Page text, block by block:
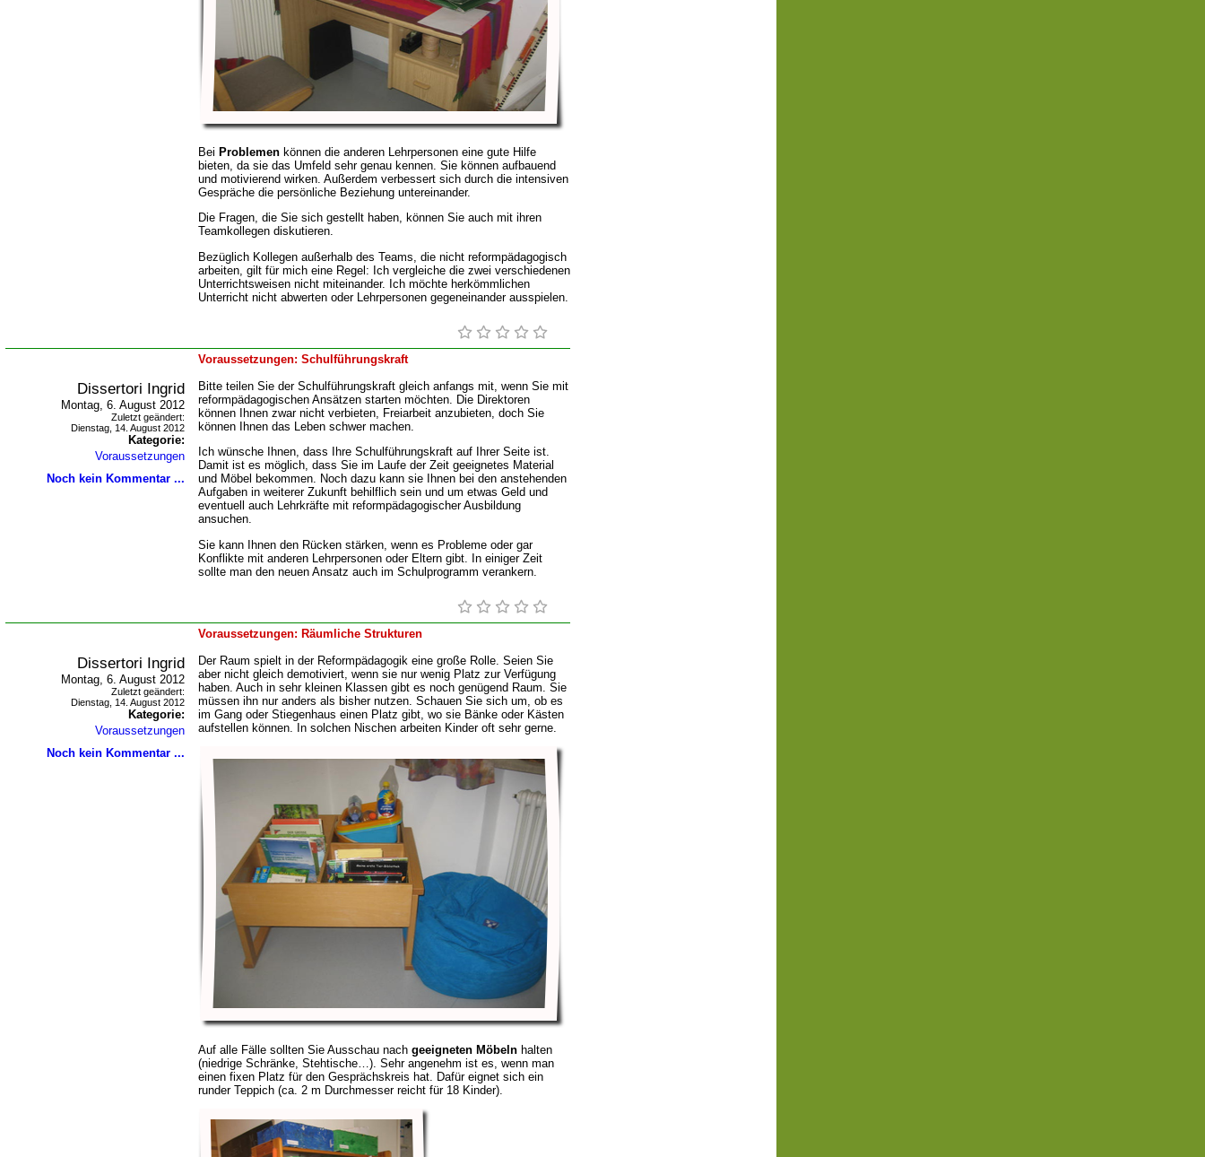
Bei Problemen können die anderen Lehrpersonen eine gute Hilfe
bieten, da sie das Umfeld sehr genau kennen. Sie können aufbauend
und motivierend wirken. Außerdem verbessert sich durch die intensiven
Gespräche die persönliche Beziehung untereinander.
Die Fragen, die Sie sich gestellt haben, können Sie auch mit ihren
Teamkollegen diskutieren.
Bezüglich Kollegen außerhalb des Teams, die nicht reformpädagogisch
arbeiten, gilt für mich eine Regel: Ich vergleiche die zwei verschiedenen
Unterrichtsweisen nicht miteinander. Ich möchte herkömmlichen
Unterricht nicht abwerten oder Lehrpersonen gegeneinander ausspielen.
Voraussetzungen: Schulführungskraft
Dissertori Ingrid
Montag, 6. August 2012
Zuletzt geändert:
Dienstag, 14. August 2012
Kategorie:
Voraussetzungen
Noch kein Kommentar ...
Bitte teilen Sie der Schulführungskraft gleich anfangs mit, wenn Sie mit
reformpädagogischen Ansätzen starten möchten. Die Direktoren
können Ihnen zwar nicht verbieten, Freiarbeit anzubieten, doch Sie
können Ihnen das Leben schwer machen.
Ich wünsche Ihnen, dass Ihre Schulführungskraft auf Ihrer Seite ist.
Damit ist es möglich, dass Sie im Laufe der Zeit geeignetes Material
und Möbel bekommen. Noch dazu kann sie Ihnen bei den anstehenden
Aufgaben in weiterer Zukunft behilflich sein und um etwas Geld und
eventuell auch Lehrkräfte mit reformpädagogischer Ausbildung
ansuchen.
Sie kann Ihnen den Rücken stärken, wenn es Probleme oder gar
Konflikte mit anderen Lehrpersonen oder Eltern gibt. In einiger Zeit
sollte man den neuen Ansatz auch im Schulprogramm verankern.
Voraussetzungen: Räumliche Strukturen
Dissertori Ingrid
Montag, 6. August 2012
Zuletzt geändert:
Dienstag, 14. August 2012
Kategorie:
Voraussetzungen
Noch kein Kommentar ...
Der Raum spielt in der Reformpädagogik eine große Rolle. Seien Sie
aber nicht gleich demotiviert, wenn sie nur wenig Platz zur Verfügung
haben. Auch in sehr kleinen Klassen gibt es noch genügend Raum. Sie
müssen ihn nur anders als bisher nutzen. Schauen Sie sich um, ob es
im Gang oder Stiegenhaus einen Platz gibt, wo sie Bänke oder Kästen
aufstellen können. In solchen Nischen arbeiten Kinder oft sehr gerne.
Auf alle Fälle sollten Sie Ausschau nach geeigneten Möbeln halten
(niedrige Schränke, Stehtische…). Sehr angenehm ist es, wenn man
einen fixen Platz für den Gesprächskreis hat. Dafür eignet sich ein
runder Teppich (ca. 2 m Durchmesser reicht für 18 Kinder).